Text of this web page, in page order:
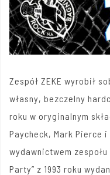
Zespół ZEKE wyrobił
własny, bezczelny
roku w oryginalnym
Paycheck, Mark Pierce
wydawnictwem
Party” z 1993 roku